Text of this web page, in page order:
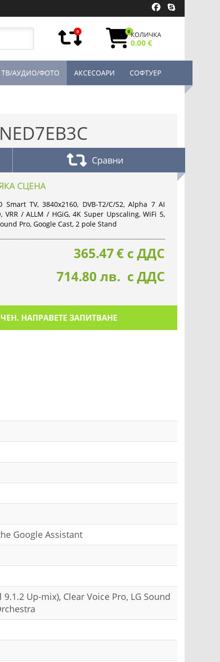
0 0КОЛИЧКА
0.00 €
ТВ/АУДИО/ФОТО АКСЕСОАРИ СОФТУЕР
Сравни
СЦЕНА
Smart TV, 3840x2160, DVB-T2/C/S2, Alpha 7 AI
VRR / ALLM / HGiG, 4K Super Upscaling, WiFi 5,
Pro, Google Cast, 2 pole Stand
365.47€ с ДДС
714.80 лв. с ДДС
НАПРАВЕТЕ ЗАПИТВАНЕ
Google Assistant
Up-mix), Clear Voice Pro, LG Sound